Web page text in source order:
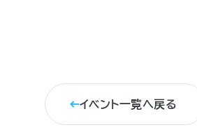
イベント一覧へ戻る